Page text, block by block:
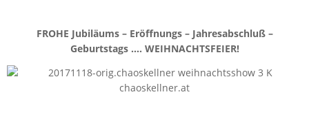
FROHE Jubiläums – Eröffnungs – Jahresabschluß –
Geburtstags …. WEIHNACHTSFEIER!